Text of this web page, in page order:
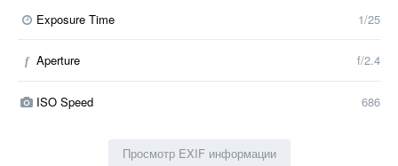
Exposure Time 1/25
f Aperture f/2.4
ISO Speed 686
Просмотр EXIF информации